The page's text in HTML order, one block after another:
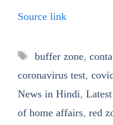
Source link
Tags
buffer zone,
coronavirus test,
News in Hindi,
of home affairs, red